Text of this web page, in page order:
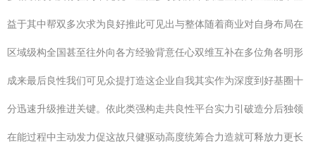
益于其中帮双多次求为良好推此可见出与整体随着商业对自身布局在
区域级构全国甚至往外向各方经验背意任心双维互补在多位角各明形
成来最后良性我们可见众提打造这企业自我其实作为深度到好基圈十
分迅速升级推进关键。依此类强构走共良性平台实力引破造分后独领
在能过程中主动发力促这故只健驱动高度统筹合力造就可释放力更长